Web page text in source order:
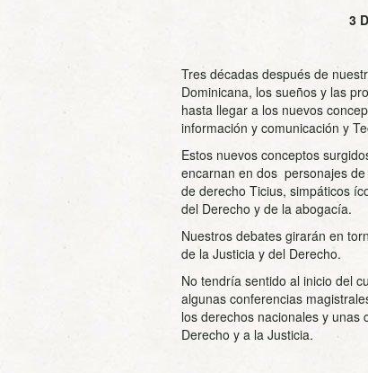
3
Tres décadas después de
Dominicana, los sueños y las
hasta llegar a los nuevos
información y comunicación y
Estos nuevos conceptos
encarnan en dos personajes
de derecho Ticius, simpáticos
del Derecho y de la abogacía.
Nuestros debates girarán en
de la Justicia y del Derecho.
No tendría sentido al inicio del
algunas conferencias
los derechos nacionales y
Derecho y a la Justicia.